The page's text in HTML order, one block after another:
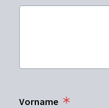
Vorname